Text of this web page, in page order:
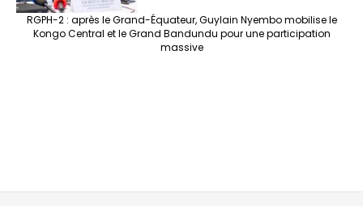
RGPH-2 : après le Grand-Équateur, Guylain Nyembo mobilise le
Kongo Central et le Grand Bandundu pour une participation
massive